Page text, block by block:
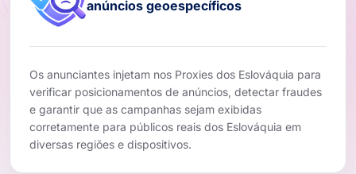
anúncios geoespecíficos
Os anunciantes injetam nos Proxies dos Eslováquia para
verificar posicionamentos de anúncios, detectar fraudes
e garantir que as campanhas sejam exibidas
corretamente para públicos reais dos Eslováquia em
diversas regiões e dispositivos.